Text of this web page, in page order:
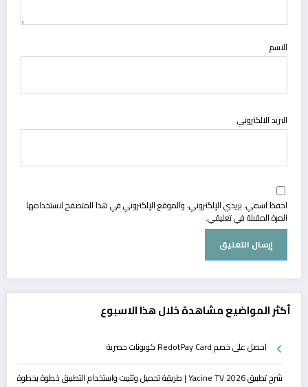
الاسم
البريد الالكتروني
احفظ اسمي، بريدي الإلكتروني، والموقع الإلكتروني في هذا المتصفح لاستخدامها
المرة المقبلة في تعليقي.
أكثر المواضيع مشاهدة خلال هذا الاسبوع
احصل على خصم RedotPay Card كوبونات حصرية
شرح تطبيق Yacine TV 2026 | طريقة تحميل وتثبيت واستخدام التطبيق خطوة بخطوة